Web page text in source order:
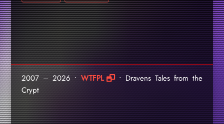
2007 – 2026 •WTFPL
• Dravens Tales from the
Crypt